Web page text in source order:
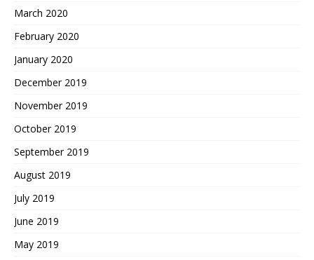
March 2020
February 2020
January 2020
December 2019
November 2019
October 2019
September 2019
August 2019
July 2019
June 2019
May 2019